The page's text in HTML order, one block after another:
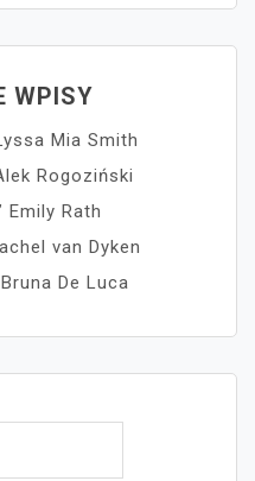
WPISY
Mia Smith
Rogoziński
Emily Rath
van Dyken
De Luca